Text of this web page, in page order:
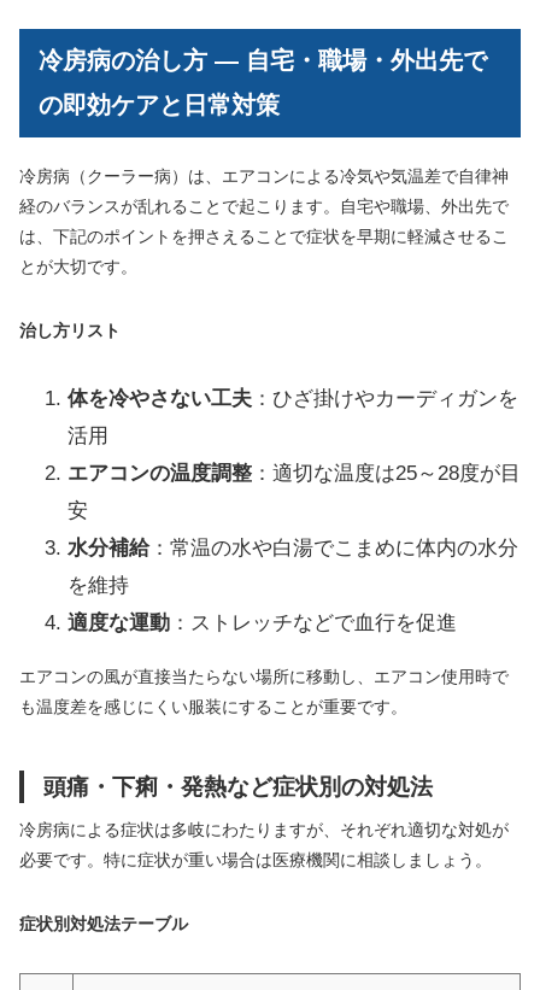
冷房病の治し方 ― 自宅・職場・外出先で
の即効ケアと日常対策
冷房病（クーラー病）は、エアコンによる冷気や気温差で自律神
経のバランスが乱れることで起こります。自宅や職場、外出先で
は、下記のポイントを押さえることで症状を早期に軽減させるこ
とが大切です。
治し方リスト
体を冷やさない工夫 ：ひざ掛けやカーディガンを
活用
エアコンの温度調整 ：適切な温度は25～28度が目
安
水分補給：常温の水や白湯でこまめに体内の水分
を維持
適度な運動 ：ストレッチなどで血行を促進
エアコンの風が直接当たらない場所に移動し、エアコン使用時で
も温度差を感じにくい服装にすることが重要です。
頭痛・下痢・発熱など症状別の対処法
冷房病による症状は多岐にわたりますが、それぞれ適切な対処が
必要です。特に症状が重い場合は医療機関に相談しましょう。
症状別対処法テーブル